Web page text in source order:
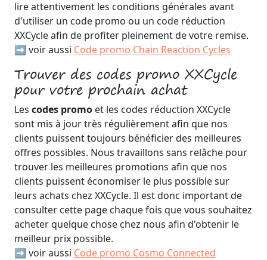
lire attentivement les conditions générales avant
d'utiliser un code promo ou un code réduction
XXCycle afin de profiter pleinement de votre remise.
➡️ voir aussi Code promo Chain Reaction Cycles
Trouver des codes promo XXCycle
pour votre prochain achat
Les codes promo et les codes réduction XXCycle
sont mis à jour très régulièrement afin que nos
clients puissent toujours bénéficier des meilleures
offres possibles. Nous travaillons sans relâche pour
trouver les meilleures promotions afin que nos
clients puissent économiser le plus possible sur
leurs achats chez XXCycle. Il est donc important de
consulter cette page chaque fois que vous souhaitez
acheter quelque chose chez nous afin d'obtenir le
meilleur prix possible.
➡️ voir aussi Code promo Cosmo Connected